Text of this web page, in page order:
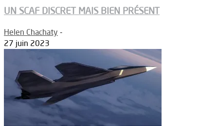
UN SCAF DISCRET MAIS BIEN PRÉSENT
Helen Chachaty -
27 juin 2023